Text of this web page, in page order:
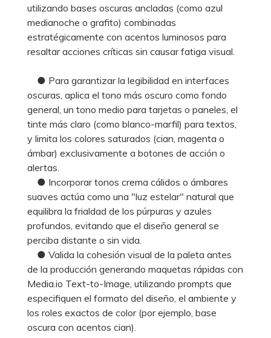
utilizando bases oscuras ancladas (como azul
medianoche o grafito) combinadas
estratégicamente con acentos luminosos para
resaltar acciones críticas sin causar fatiga visual.
● Para garantizar la legibilidad en interfaces
oscuras, aplica el tono más oscuro como fondo
general, un tono medio para tarjetas o paneles, el
tinte más claro (como blanco-marfil) para textos,
y limita los colores saturados (cian, magenta o
ámbar) exclusivamente a botones de acción o
alertas.
● Incorporar tonos crema cálidos o ámbares
suaves actúa como una "luz estelar" natural que
equilibra la frialdad de los púrpuras y azules
profundos, evitando que el diseño general se
perciba distante o sin vida.
● Valida la cohesión visual de la paleta antes
de la producción generando maquetas rápidas con
Media.io Text-to-Image, utilizando prompts que
especifiquen el formato del diseño, el ambiente y
los roles exactos de color (por ejemplo, base
oscura con acentos cian).